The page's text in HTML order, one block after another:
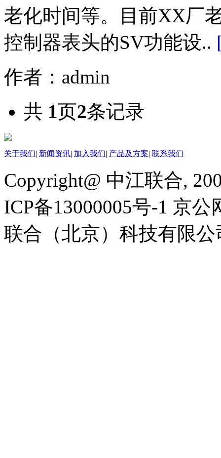
老化时间等。目前XX厂
控制器表头的SV功能设..
作者：admin
共 1页2条记录
关于我们| 新闻资讯| 加入我们| 产品及方案| 联系我们
Copyright@ 中江联合,
ICP备13000005号-1 京公
联合（北京）科技有限公